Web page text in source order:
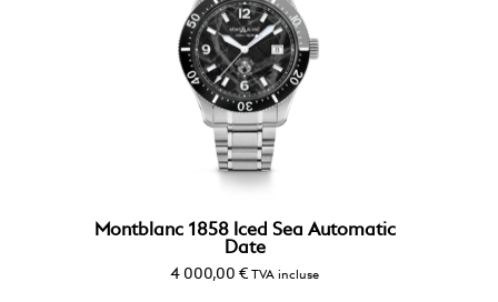
Montblanc 1858 Iced Sea Automatic
Date
4 000,00 € TVA incluse